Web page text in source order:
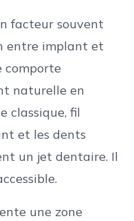
facteur souvent
entre implant et
comporte
naturelle en
classique, fil
et les dents
un jet dentaire. Il
une zone